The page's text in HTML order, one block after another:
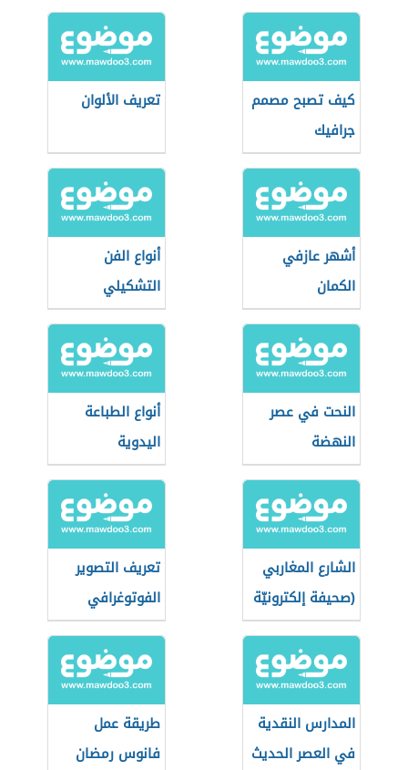
كيف تصبح مصمم
جرافيك
تعريف الألوان
أشهر عازفي
الكمان
أنواع الفن
التشكيلي
النحت في عصر
النهضة
أنواع الطباعة
اليدوية
الشارع المغاربي
(صحيفة إلكترونيّة
مستقلة)
تعريف التصوير
الفوتوغرافي
المدارس النقدية
في العصر الحديث
طريقة عمل
فانوس رمضان